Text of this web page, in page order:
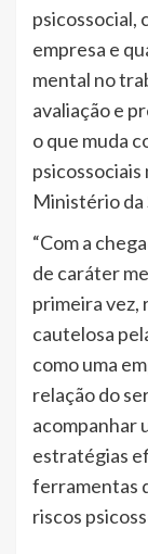
psicossocial,
empresa e
mental no
avaliação e
o que muda
psicossociais
Ministério da
“Com a
de caráter
primeira vez,
cautelosa
como uma
relação do
acompanhar
estratégias
ferramentas
riscos